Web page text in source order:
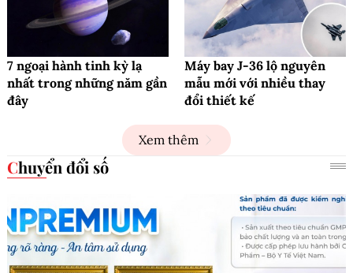
7 ngoại hành tinh kỳ lạ
nhất trong những năm gần
đây
Máy bay J-36 lộ nguyên
mẫu mới với nhiều thay
đổi thiết kế
Xem thêm
Chuyển đổi số